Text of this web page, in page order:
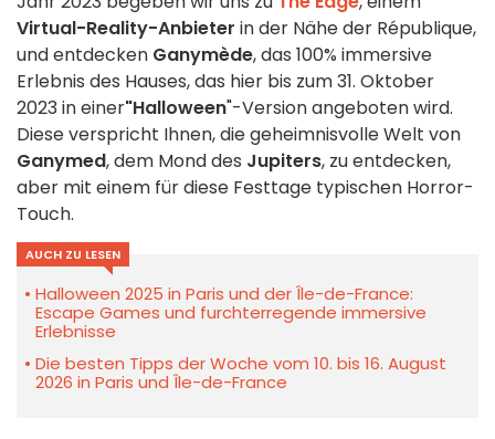
Virtual-Reality-Anbieter in der Nähe der République,
und entdecken Ganymède, das 100% immersive
Erlebnis des Hauses, das hier bis zum 31. Oktober
2023 in einer"Halloween"-Version angeboten wird.
Diese verspricht Ihnen, die geheimnisvolle Welt von
Ganymed, dem Mond des Jupiters, zu entdecken,
aber mit einem für diese Festtage typischen Horror-
Touch.
AUCH ZU LESEN
Halloween 2025 in Paris und der Île-de-France:
Escape Games und furchterregende immersive
Erlebnisse
Die besten Tipps der Woche vom 10. bis 16. August
2026 in Paris und Île-de-France